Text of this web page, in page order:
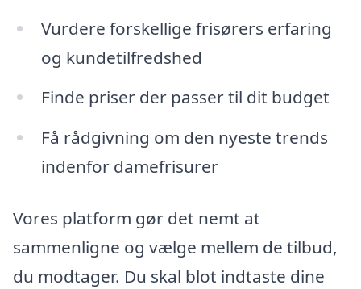
Vurdere forskellige frisørers erfaring
og kundetilfredshed
Finde priser der passer til dit budget
Få rådgivning om den nyeste trends
indenfor damefrisurer
Vores platform gør det nemt at
sammenligne og vælge mellem de tilbud,
du modtager. Du skal blot indtaste dine